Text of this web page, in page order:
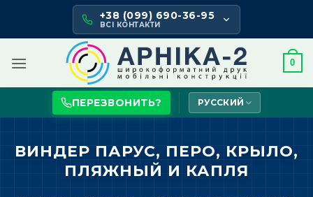
content
+38 (099) 690-36-95
ВСІ КОНТАКТИ
0
ПЕРЕЗВОНИТЬ? РУССКИЙ
ВИНДЕР ПАРУС, ПЕРО, КРЫЛО,
ПЛЯЖНЫЙ И КАПЛЯ